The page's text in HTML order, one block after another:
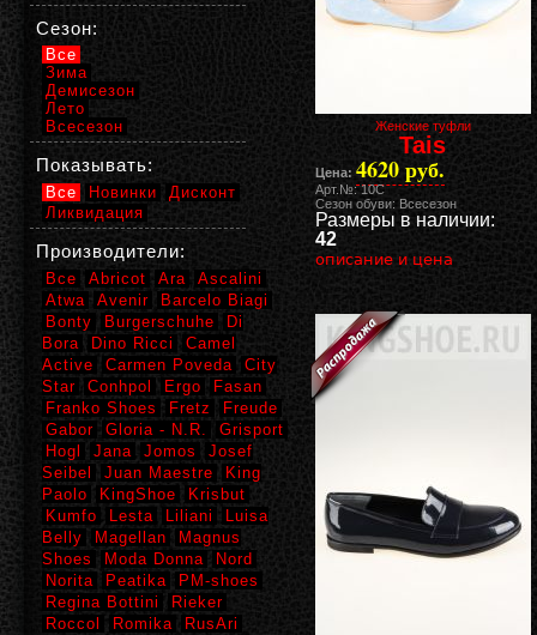
Женские туфли
Tais
Цена: 4620 руб.
Арт.№: 10C
Сезон обуви: Всесезон
Размеры в наличии:
42
описание и цена
Сезон:
Все
Зима
Демисезон
Лето
Всесезон
Показывать:
Все Новинки
Дисконт
Ликвидация
Производители:
Все Abricot Ara
Ascalini
Atwa
Avenir
Barcelo Biagi
Bonty
Burgerschuhe
Di
Bora
Dino Ricci
Camel
Active
Carmen Poveda
City
Star
Conhpol Ergo
Fasan
Franko Shoes
Fretz
Freude
Gabor
Gloria - N.R.
Grisport
Hogl
Jana Jomos
Josef
Seibel
Juan Maestre
King
Paolo
KingShoe
Krisbut
Kumfo
Lesta Liliani
Luisa
Belly
Magellan
Magnus
Shoes
Moda Donna
Nord
Norita
Peatika
PM-shoes
Regina Bottini
Rieker
Roccol
Romika
RusAri